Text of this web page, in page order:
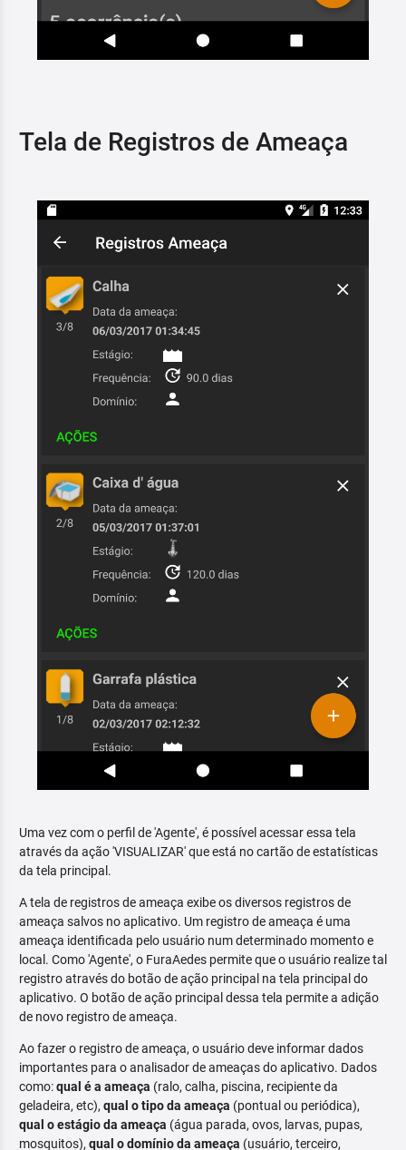
Tela de Registros de Ameaça
Uma vez com o perfil de 'Agente', é possível acessar essa tela
através da ação 'VISUALIZAR' que está no cartão de estatísticas
da tela principal.
A tela de registros de ameaça exibe os diversos registros de
ameaça salvos no aplicativo. Um registro de ameaça é uma
ameaça identificada pelo usuário num determinado momento e
local. Como 'Agente', o FuraAedes permite que o usuário realize tal
registro através do botão de ação principal na tela principal do
aplicativo. O botão de ação principal dessa tela permite a adição
de novo registro de ameaça.
Ao fazer o registro de ameaça, o usuário deve informar dados
importantes para o analisador de ameaças do aplicativo. Dados
como:qual é a ameaça (ralo, calha, piscina, recipiente da
geladeira, etc), qual o tipo da ameaça (pontual ou periódica),
qual o estágio da ameaça (água parada, ovos, larvas, pupas,
mosquitos), qual o domínio da ameaça (usuário, terceiro,